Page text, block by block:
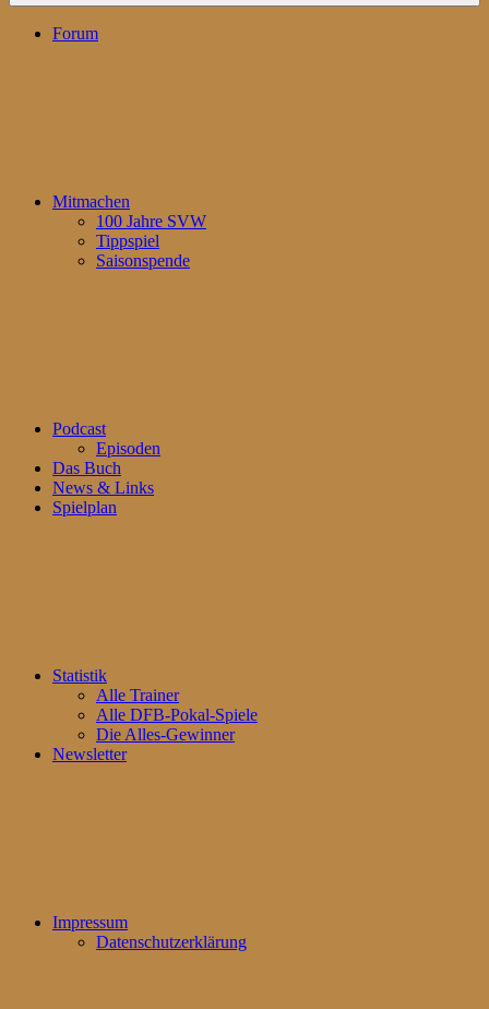
Forum
Mitmachen
100 Jahre SVW
Tippspiel
Saisonspende
Podcast
Episoden
Das Buch
News & Links
Spielplan
Statistik
Alle Trainer
Alle DFB-Pokal-Spiele
Die Alles-Gewinner
Newsletter
Impressum
Datenschutzerklärung